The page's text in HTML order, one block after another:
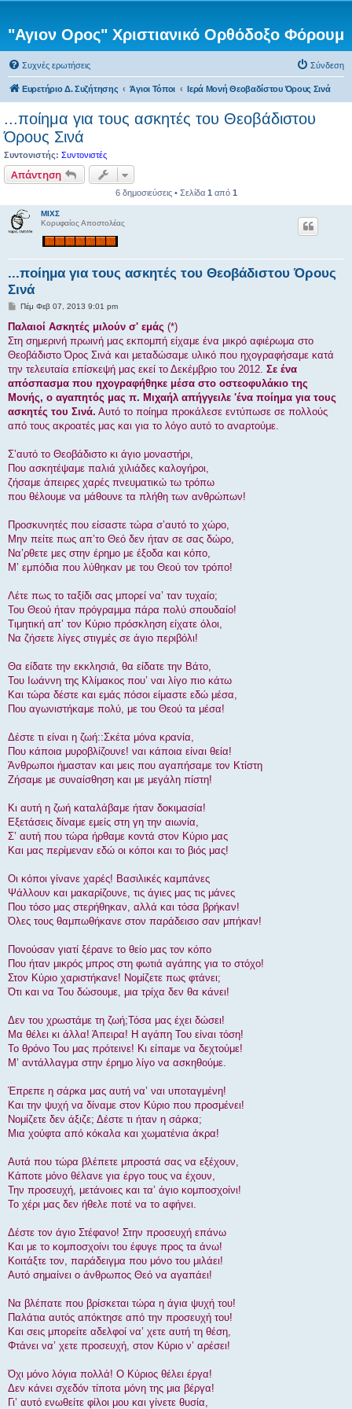
"Αγιον Ορος" Χριστιανικό Ορθόδοξο Φόρουμ
Συχνές ερωτήσεις Σύνδεση
Ευρετήριο Δ. Συζήτησης Άγιοι Τόποι Ιερά Μονή Θεοβαδίστου Όρους Σινά
...ποίημα για τους ασκητές του Θεοβάδιστου
Όρους Σινά
Συντονιστής: Συντονιστές
Απάντηση
6 δημοσιεύσεις • Σελίδα 1 από 1
ΜΙΧΣ
Κορυφαίος Αποστολέας
...ποίημα για τους ασκητές του Θεοβάδιστου Όρους
Σινά
Δ
μ
σ
ί
υ
σ
Πέμ Φεβ 07, 2013 9:01 pm
Παλαιοί Ασκητές μιλούν σ' εμάς (*)
Στη σημερινή πρωινή μας εκπομπή είχαμε ένα μικρό αφιέρωμα στο
Θεοβάδιστο Όρος Σινά και μεταδώσαμε υλικό που ηχογραφήσαμε κατά
την τελευταία επίσκεψή μας εκεί το Δεκέμβριο του 2012. Σε ένα
απόσπασμα που ηχογραφήθηκε μέσα στο οστεοφυλάκιο της
Μονής, ο αγαπητός μας π. Μιχαήλ απήγγειλε 'ένα ποίημα για τους
ασκητές του Σινά. Αυτό το ποίημα προκάλεσε εντύπωσε σε πολλούς
από τους ακροατές μας και για το λόγο αυτό το αναρτούμε.
Σ’αυτό το Θεοβάδιστο κι άγιο μοναστήρι,
Που ασκητέψαμε παλιά χιλιάδες καλογήροι,
ζήσαμε άπειρες χαρές πνευματικώ τω τρόπω
που θέλουμε να μάθουνε τα πλήθη των ανθρώπων!
Προσκυνητές που είσαστε τώρα σ’αυτό το χώρο,
Μην πείτε πως απ’το Θεό δεν ήταν σε σας δώρο,
Να’ρθετε μες στην έρημο με έξοδα και κόπο,
Μ’ εμπόδια που λύθηκαν με του Θεού τον τρόπο!
Λέτε πως το ταξίδι σας μπορεί να’ ταν τυχαίο;
Του Θεού ήταν πρόγραμμα πάρα πολύ σπουδαίο!
Τιμητική απ’ τον Κύριο πρόσκληση είχατε όλοι,
Να ζήσετε λίγες στιγμές σε άγιο περιβόλι!
Θα είδατε την εκκλησιά, θα είδατε την Βάτο,
Του Ιωάννη της Κλίμακος που’ ναι λίγο πιο κάτω
Και τώρα δέστε και εμάς πόσοι είμαστε εδώ μέσα,
Που αγωνιστήκαμε πολύ, με του Θεού τα μέσα!
Δέστε τι είναι η ζωή::Σκέτα μόνα κρανία,
Που κάποια μυροβλίζουνε! ναι κάποια είναι θεία!
Άνθρωποι ήμασταν και μεις που αγαπήσαμε τον Κτίστη
Ζήσαμε με συναίσθηση και με μεγάλη πίστη!
Κι αυτή η ζωή καταλάβαμε ήταν δοκιμασία!
Εξετάσεις δίναμε εμείς στη γη την αιωνία,
Σ’ αυτή που τώρα ήρθαμε κοντά στον Κύριο μας
Και μας περίμεναν εδώ οι κόποι και το βιός μας!
Οι κόποι γίνανε χαρές! Βασιλικές καμπάνες
Ψάλλουν και μακαρίζουνε, τις άγιες μας τις μάνες
Που τόσο μας στερήθηκαν, αλλά και τόσα βρήκαν!
Όλες τους θαμπωθήκανε στον παράδεισο σαν μπήκαν!
Πονούσαν γιατί ξέρανε το θείο μας τον κόπο
Που ήταν μικρός μπρος στη φωτιά αγάπης για το στόχο!
Στον Κύριο χαριστήκανε! Νομίζετε πως φτάνει;
Ότι και να Του δώσουμε, μια τρίχα δεν θα κάνει!
Δεν του χρωστάμε τη ζωή;Τόσα μας έχει δώσει!
Μα θέλει κι άλλα! Άπειρα! Η αγάπη Του είναι τόση!
Το θρόνο Του μας πρότεινε! Κι είπαμε να δεχτούμε!
Μ’ αντάλλαγμα στην έρημο λίγο να ασκηθούμε.
Έπρεπε η σάρκα μας αυτή να’ ναι υποταγμένη!
Και την ψυχή να δίναμε στον Κύριο που προσμένει!
Νομίζετε δεν άξιζε; Δέστε τι ήταν η σάρκα;
Μια χούφτα από κόκαλα και χωματένια άκρα!
Αυτά που τώρα βλέπετε μπροστά σας να εξέχουν,
Κάποτε μόνο θέλανε για έργο τους να έχουν,
Την προσευχή, μετάνοιες και τα’ άγιο κομποσχοίνι!
Το χέρι μας δεν ήθελε ποτέ να το αφήνει.
Δέστε τον άγιο Στέφανο! Στην προσευχή επάνω
Και με το κομποσχοίνι του έφυγε προς τα άνω!
Κοιτάξτε τον, παράδειγμα που μόνο του μιλάει!
Αυτό σημαίνει ο άνθρωπος Θεό να αγαπάει!
Να βλέπατε που βρίσκεται τώρα η άγια ψυχή του!
Παλάτια αυτός απόκτησε από την προσευχή του!
Και σεις μπορείτε αδελφοί να’ χετε αυτή τη θέση,
Φτάνει να’ χετε προσευχή, στον Κύριο ν’ αρέσει!
Όχι μόνο λόγια πολλά! Ο Κύριος θέλει έργα!
Δεν κάνει σχεδόν τίποτα μόνη της μια βέργα!
Γι’ αυτό ενωθείτε φίλοι μου και γίνετε θυσία,